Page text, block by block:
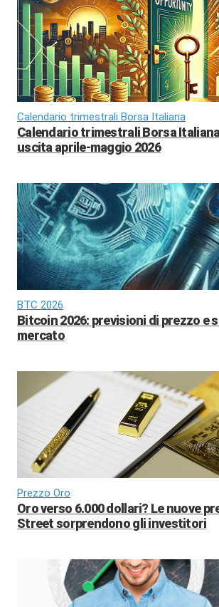
Calendario trimestrali Borsa Italiana
Calendario trimestrali Borsa
uscita aprile-maggio 2026
BTC 2026
Bitcoin 2026: previsioni di prezzo e
mercato
Prezzo Oro
Oro verso 6.000 dollari? Le nuove
Street sorprendono gli investitori